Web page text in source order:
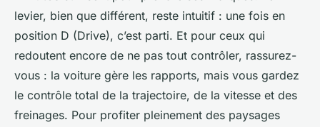
levier, bien que différent, reste intuitif : une fois en
position D (Drive), c’est parti. Et pour ceux qui
redoutent encore de ne pas tout contrôler, rassurez-
vous : la voiture gère les rapports, mais vous gardez
le contrôle total de la trajectoire, de la vitesse et des
freinages. Pour profiter pleinement des paysages